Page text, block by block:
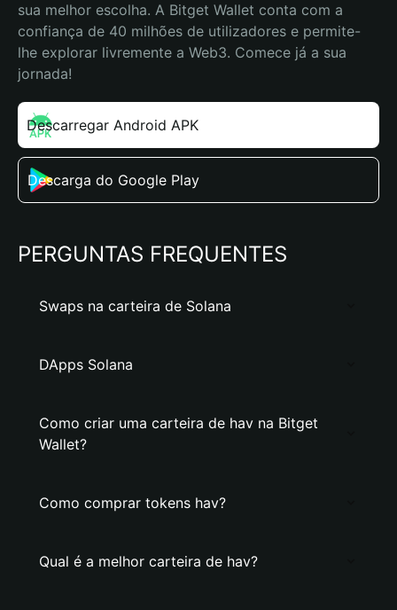
sua melhor escolha. A Bitget Wallet conta com a
confiança de 40 milhões de utilizadores e permite-
lhe explorar livremente a Web3. Comece já a sua
jornada!
Descarregar Android APK
Descarga do Google Play
PERGUNTAS FREQUENTES
Swaps na carteira de Solana
DApps Solana
Como criar uma carteira de hav na Bitget
Wallet?
Como comprar tokens hav?
Qual é a melhor carteira de hav?